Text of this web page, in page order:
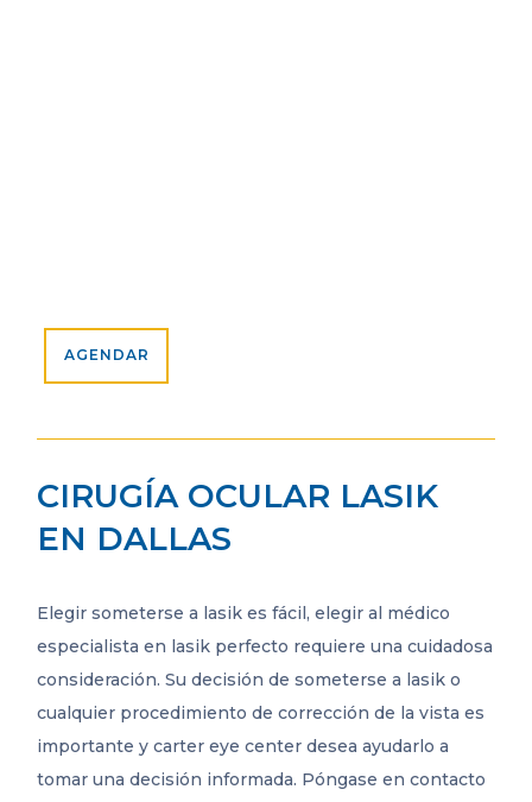
AGENDAR
CIRUGÍA OCULAR LASIK
EN DALLAS
Elegir someterse a lasik es fácil, elegir al médico
especialista en lasik perfecto requiere una cuidadosa
consideración. Su decisión de someterse a lasik o
cualquier procedimiento de corrección de la vista es
importante y carter eye center desea ayudarlo a
tomar una decisión informada. Póngase en contacto